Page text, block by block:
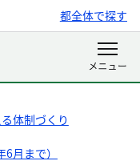
都全体で探す
体制づくり
月まで）